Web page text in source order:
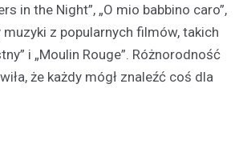
in the Night”, „O mio babbino caro”,
z popularnych filmów, takich
i „Moulin Rouge”. Różnorodność
że każdy mógł znaleźć coś dla